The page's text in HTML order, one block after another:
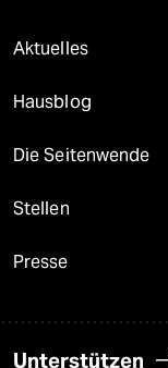
Aktuelles
Hausblog
Die Seitenwende
Stellen
Presse
Unterstützen